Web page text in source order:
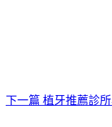
下一篇 植牙推薦診